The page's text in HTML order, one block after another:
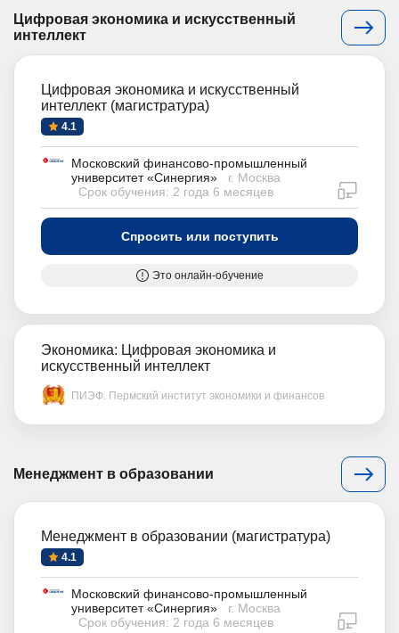
Цифровая экономика и искусственный
интеллект
Цифровая экономика и искусственный
интеллект (магистратура)
4.1
Московский финансово-промышленный
университет «Синергия»
г. Москва
Срок обучения: 2 года 6 месяцев
Спросить или поступить
Это онлайн-обучение
Экономика: Цифровая экономика и
искусственный интеллект
ПИЭФ. Пермский институт экономики и финансов
Менеджмент в образовании
Менеджмент в образовании (магистратура)
4.1
Московский финансово-промышленный
университет «Синергия»
г. Москва
Срок обучения: 2 года 6 месяцев